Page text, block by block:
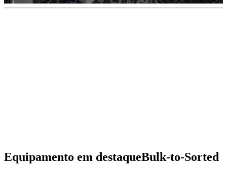
Equipamento em destaqueBulk-to-Sorted